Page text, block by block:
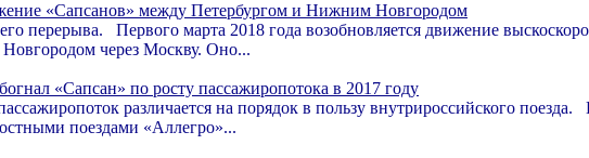
«Сапсанов» между Петербургом и Нижним Новгородом
перерыва. Первого марта 2018 года возобновляется движение
через Москву. Оно...
«Сапсан» по росту пассажиропотока в 2017 году
различается на порядок в пользу внутрироссийского поезда.
поездами «Аллегро»...